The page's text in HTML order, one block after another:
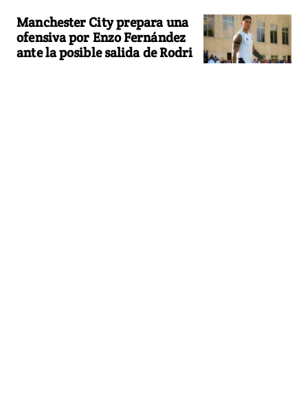
Manchester City prepara una
ofensiva por Enzo Fernández
ante la posible salida de Rodri